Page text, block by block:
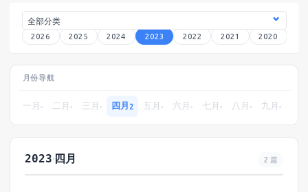
2026 2025 2024 2023 2022 2021 2020
月份导航
一月 - 二月 - 三月 - 四月 2 五月 - 六月 - 七月 - 八月 - 九月 -
2023·四月 2 篇